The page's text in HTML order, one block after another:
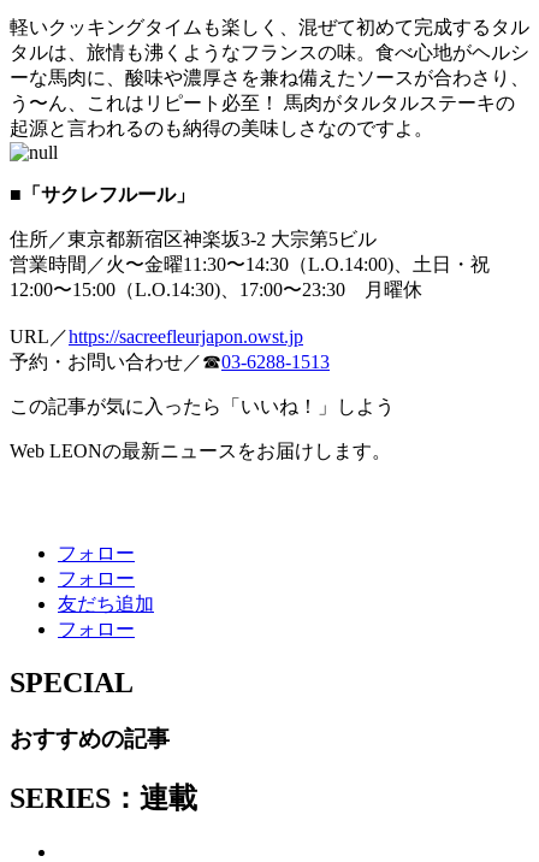
軽いクッキングタイムも楽しく、混ぜて初めて完成するタル
タルは、旅情も沸くようなフランスの味。食べ心地がヘルシ
ーな馬肉に、酸味や濃厚さを兼ね備えたソースが合わさり、
う〜ん、これはリピート必至！ 馬肉がタルタルステーキの
起源と言われるのも納得の美味しさなのですよ。
■「サクレフルール」
住所／東京都新宿区神楽坂3-2 大宗第5ビル
営業時間／火〜金曜11:30〜14:30（L.O.14:00)、土日・祝
12:00〜15:00（L.O.14:30)、17:00〜23:30 月曜休
URL／https://sacreefleurjapon.owst.jp
予約・お問い合わせ／☎03-6288-1513
この記事が気に入ったら「いいね！」しよう
Web LEONの最新ニュースをお届けします。
フォロー
フォロー
友だち追加
フォロー
SPECIAL
おすすめの記事
SERIES：連載